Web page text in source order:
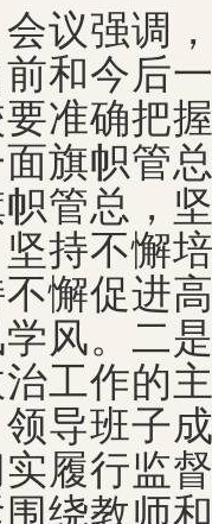
强调，
和今后
准确把
旗帜管
管总，
持不懈
懈促进
风。二
工作的
导班子
履行监
绕教师